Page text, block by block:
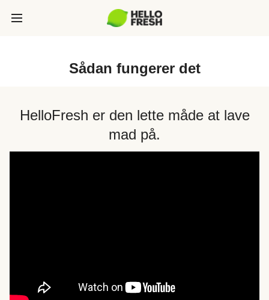
Sådan fungerer det
HelloFresh er den lette måde at lave
mad på.